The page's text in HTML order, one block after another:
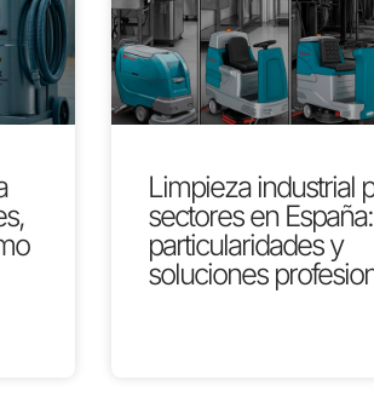
Limpieza industrial
sectores en España:
particularidades y
soluciones